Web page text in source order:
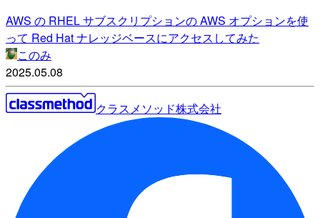
AWS の RHEL サブスクリプションの AWS オプションを使
って Red Hat ナレッジベースにアクセスしてみた
このみ
2025.05.08
クラスメソッド株式会社